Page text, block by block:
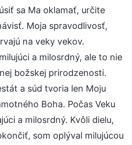
sa Ma oklamať, určite
Moja spravodlivosť,
na veky vekov.
a milosrdný, ale to nie
božskej prirodzenosti.
a súd tvoria len Moju
Boha. Počas Veku
a milosrdný. Kvôli dielu,
som oplýval milujúcou